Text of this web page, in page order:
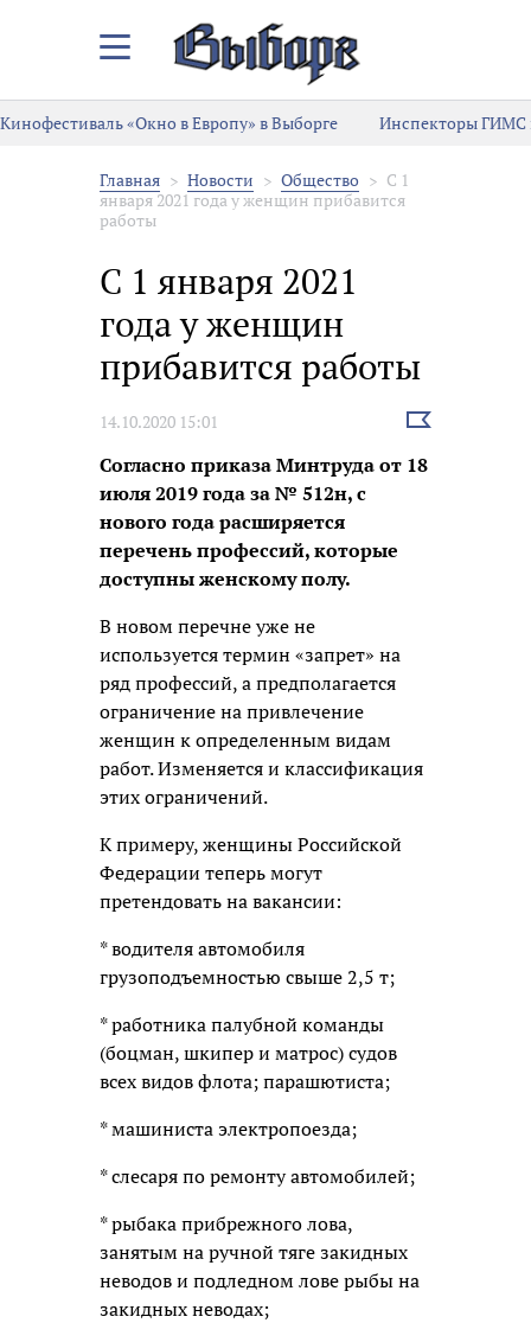
Закрыть/
меню
Кинофестиваль «Окно в Европу» в Выборге
Инспекторы ГИМС
Главная Новости Общество
С 1
января 2021 года у женщин прибавится
работы
С 1 января 2021
года у женщин
прибавится работы
14.10.2020 15:01
Выбрать
Согласно приказа Минтруда от 18
июля 2019 года за № 512н, с
нового года расширяется
перечень профессий, которые
доступны женскому полу.
В новом перечне уже не
используется термин «запрет» на
ряд профессий, а предполагается
ограничение на привлечение
женщин к определенным видам
работ. Изменяется и классификация
этих ограничений.
К примеру, женщины Российской
Федерации теперь могут
претендовать на вакансии:
* водителя автомобиля
грузоподъемностью свыше 2,5 т;
* работника палубной команды
(боцман, шкипер и матрос) судов
всех видов флота; парашютиста;
* машиниста электропоезда;
* слесаря по ремонту автомобилей;
* рыбака прибрежного лова,
занятым на ручной тяге закидных
неводов и подледном лове рыбы на
закидных неводах;